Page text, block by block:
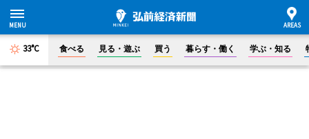
33°C 食べる 見る・遊ぶ 買う 暮らす・働く 学ぶ・知る